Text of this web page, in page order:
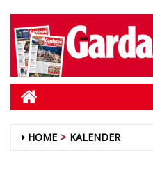
HOME KALENDER